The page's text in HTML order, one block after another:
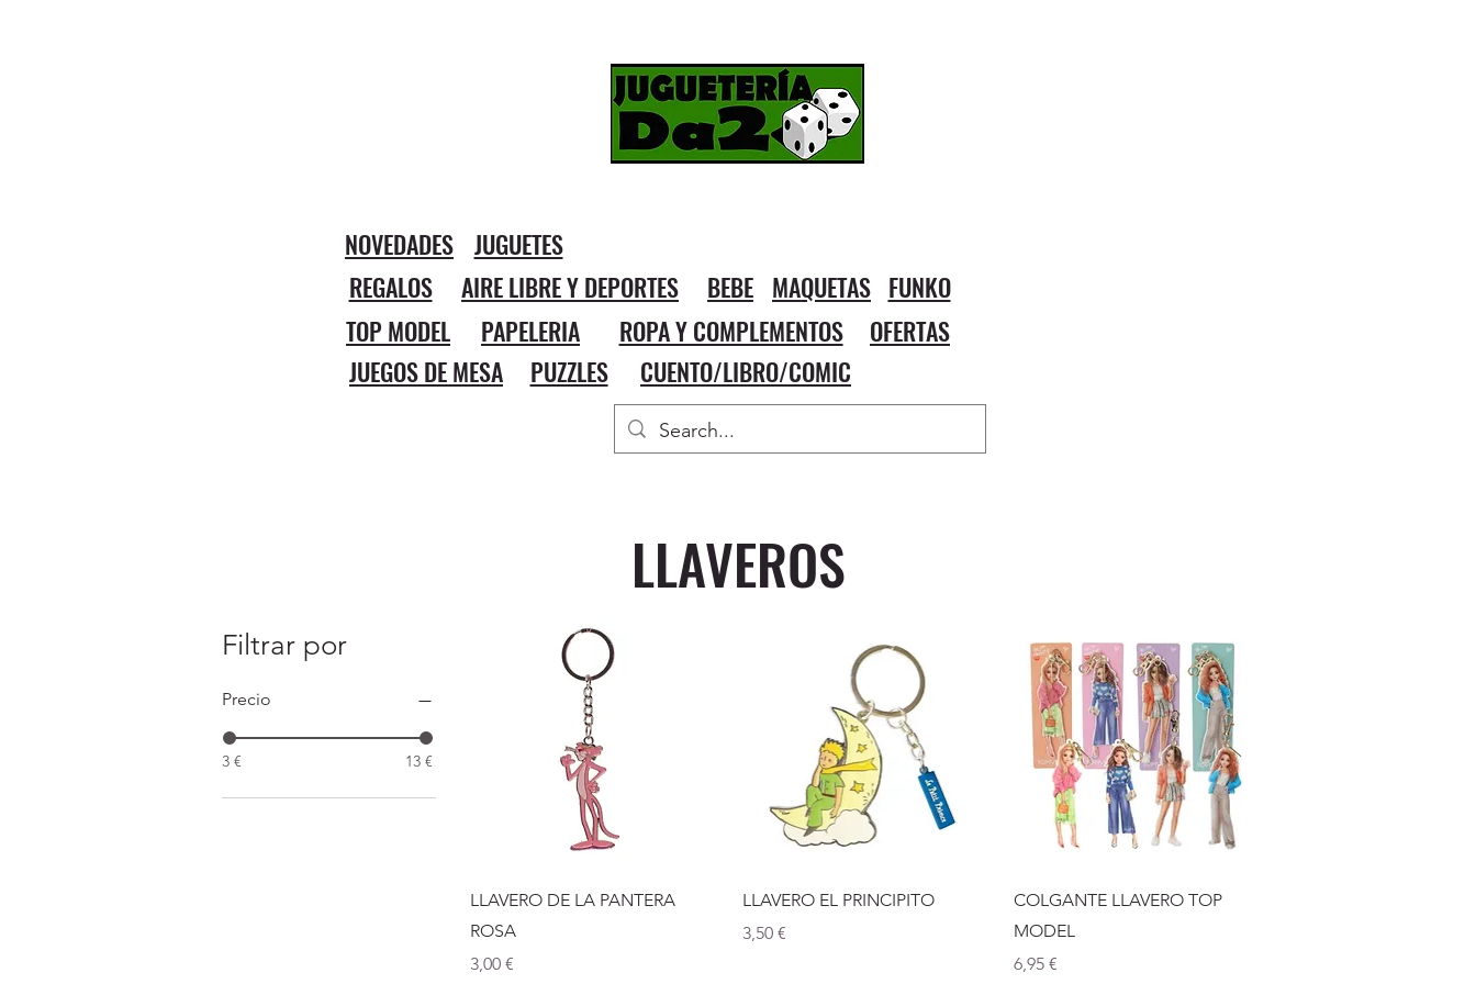
NOVEDADES JUGUETES
REGALOS
AIRE LIBRE Y DEPORTES BEBE MAQUETAS FUNKO
TOP MODEL
PAPELERIA ROPA Y COMPLEMENTOS
OFERTAS
JUEGOS DE MESA
PUZZLES CUENTO/LIBRO/COMIC
LLAVEROS
Filtrar por
Precio
3 € 13 €
Vista rápida
LLAVERO DE LA PANTERA
ROSA
Precio
3,00 €
Vista rápida
LLAVERO EL PRINCIPITO
Precio
3,50 €
Vista rápida
COLGANTE LLAVERO TOP
MODEL
Precio
6,95 €